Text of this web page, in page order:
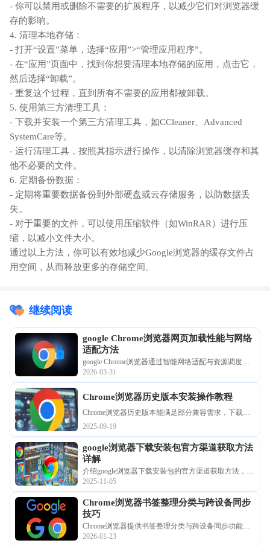
- 你可以禁用或删除不需要的扩展程序，以减少它们对浏览器缓
存的影响。
4. 清理本地存储：
- 打开“设置”菜单，选择“应用”>“管理应用程序”。
- 在“应用”页面中，找到你想要清理本地存储的应用，点击它，
然后选择“卸载”。
- 重复这个过程，直到所有不需要的应用都被卸载。
5. 使用第三方清理工具：
- 下载并安装一个第三方清理工具，如CCleaner、Advanced
SystemCare等。
- 运行清理工具，按照其指示进行操作，以清除浏览器缓存和其
他不必要的文件。
6. 定期备份数据：
- 定期将重要数据备份到外部硬盘或云存储服务，以防数据丢
失。
- 对于重要的文件，可以使用压缩软件（如WinRAR）进行压
缩，以减小文件大小。
通过以上方法，你可以有效地减少Google浏览器的缓存文件占
用空间，从而释放更多的存储空间。
继续阅读
google Chrome浏览器网页加载性能与网络
适配方法
google Chrome浏览器通过智能网络适配与资源调度机
制提升网页加载性能，结合缓存优化与请求管理策
略，有效减少加载时间并提高访问稳定性。
2026-03-31
Chrome浏览器历史版本安装操作教程
Chrome浏览器历史版本能满足部分兼容需求，下载安
装方式明确。教程中详细说明安装步骤，帮助用户快
速完成配置。
2025-09-19
google浏览器下载安装包官方渠道获取方法
详解
介绍google浏览器下载安装包的官方渠道获取方法，保
障下载安全可靠，避免假冒和恶意软件困扰。
2025-11-05
Chrome浏览器书签整理分类与跨设备同步
技巧
Chrome浏览器提供书签整理分类与跨设备同步功能，
用户可高效管理收藏网页，实现多设备信息同步和便
2026-01-23